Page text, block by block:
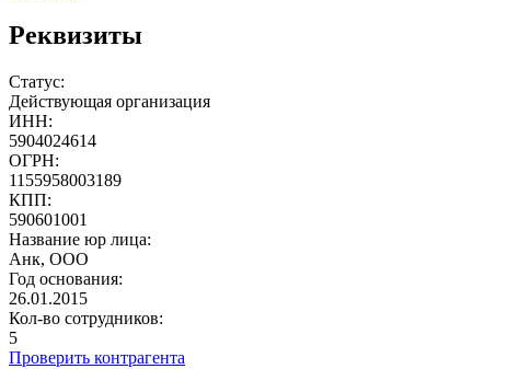
Реквизиты
Статус:
Действующая организация
ИНН:
5904024614
ОГРН:
1155958003189
КПП:
590601001
Название юр лица:
Анк, ООО
Год основания:
26.01.2015
Кол-во сотрудников:
5
Проверить контрагента